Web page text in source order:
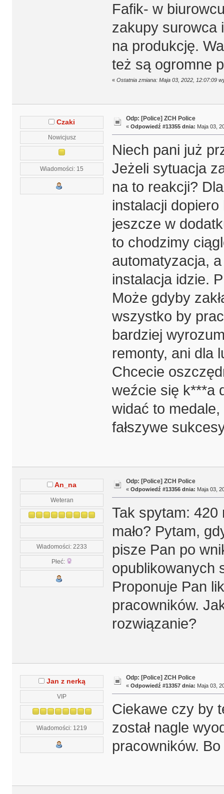
Fafik- w
zakupy surowca
na produkcję.
też są ogromne
« Ostatnia zmiana: Maja 03, 2022, 12:07:09
Czaki
Nowicjusz
Wiadomości: 15
Odp: [Police] ZCH Police
« Odpowiedź #13355 dnia: Maja 03,
Niech pani już
Jeżeli sytuacja
na to reakcji?
instalacji
jeszcze w
to chodzimy
automatyzacja,
instalacja idzie.
Może gdyby
wszystko by
bardziej
remonty, ani dla
Chcecie
weźcie się k***a
widać to
fałszywe
An_na
Weteran
Wiadomości: 2233
Płeć:
Odp: [Police] ZCH Police
« Odpowiedź #13356 dnia: Maja 03,
Tak spytam:
mało? Pytam,
pisze Pan po
opublikowanych
Proponuje Pan
pracowników.
rozwiązanie?
Jan z nerką
VIP
Wiadomości: 1219
Odp: [Police] ZCH Police
« Odpowiedź #13357 dnia: Maja 03,
Ciekawe czy by
został nagle
pracowników.